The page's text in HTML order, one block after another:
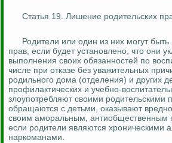
Статья 19. Лишение родительских
Родители или один из них могут
прав, если будет установлено, что они
выполнения своих обязанностей по
числе при отказе без уважительных
родильного дома (отделения) и других
профилактических и учебно-
злоупотребляют своими родительскими
обращаются с детьми, оказывают
своим аморальным, антиобщественным
если родители являются хроническими
наркоманами.